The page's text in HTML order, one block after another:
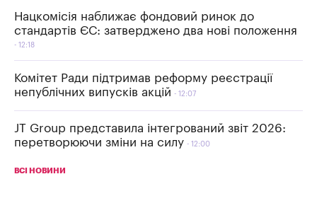
Нацкомісія наближає фондовий ринок до
стандартів ЄС: затверджено два нові положення
12:18
Комітет Ради підтримав реформу реєстрації
непублічних випусків акцій
12:07
JT Group представила інтегрований звіт 2026:
перетворюючи зміни на силу
12:00
ВСІ НОВИНИ